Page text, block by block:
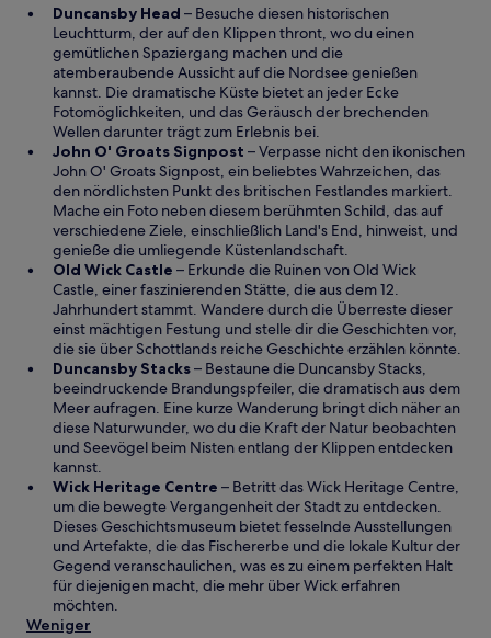
e
ö
f
f
n
e
t
Duncansby Head W
i
r
d
i
n
e
i
n
e
m
n
e
u
e
n
F
e
n
s
t
e
r
e
ö
f
f
n
e
– Besuche diesen historischen
Leuchtturm, der auf den Klippen thront, wo du einen
gemütlichen Spaziergang machen und die
atemberaubende Aussicht auf die Nordsee genießen
kannst. Die dramatische Küste bietet an jeder Ecke
Fotomöglichkeiten, und das Geräusch der brechenden
Wellen darunter trägt zum Erlebnis bei.
John O' Groats Signpost W
i
r
d
i
n
e
i
n
e
m
n
e
u
e
n
e
n
s
t
e
r
– Verpasse nicht den ikonischen
John O' Groats Signpost, ein beliebtes Wahrzeichen, das
den nördlichsten Punkt des britischen Festlandes markiert.
Mache ein Foto neben diesem berühmten Schild, das auf
verschiedene Ziele, einschließlich Land's End, hinweist, und
genieße die umliegende Küstenlandschaft.
Old Wick Castle W
i
r
d
i
n
e
i
n
e
n
e
u
e
n
F
– Erkunde die Ruinen von Old Wick
Castle, einer faszinierenden Stätte, die aus dem 12.
Jahrhundert stammt. Wandere durch die Überreste dieser
einst mächtigen Festung und stelle dir die Geschichten vor,
die sie über Schottlands reiche Geschichte erzählen könnte.
Duncansby StacksW
i
r
d
i
e
i
n
e
m
n
– Bestaune die Duncansby Stacks,
beeindruckende Brandungspfeiler, die dramatisch aus dem
Meer aufragen. Eine kurze Wanderung bringt dich näher an
diese Naturwunder, wo du die Kraft der Natur beobachten
und Seevögel beim Nisten entlang der Klippen entdecken
kannst.
Wick Heritage Centre W
i
r
d
i
n
– Betritt das Wick Heritage Centre,
um die bewegte Vergangenheit der Stadt zu entdecken.
Dieses Geschichtsmuseum bietet fesselnde Ausstellungen
und Artefakte, die das Fischererbe und die lokale Kultur der
Gegend veranschaulichen, was es zu einem perfekten Halt
für diejenigen macht, die mehr über Wick erfahren
möchten.
Weniger